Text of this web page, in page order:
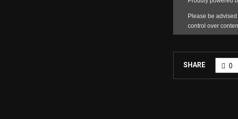
SHARE 0